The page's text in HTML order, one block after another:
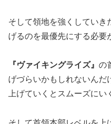
そして領地を強くしていき
げるのを最優先にする必要
『ヴァイキングライズ』 の
げづらいかもしれないんだ
上げていくとスムーズにい